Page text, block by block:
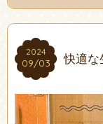
2024
09/03
2024
09/03 快適な